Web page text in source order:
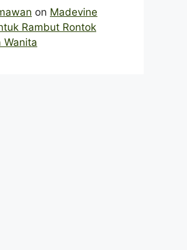
on Madevine
Rambut Rontok
Wanita